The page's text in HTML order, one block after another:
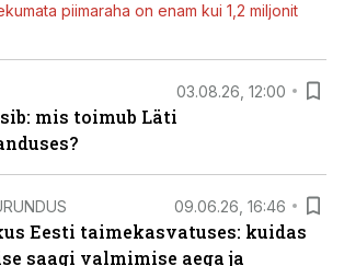
piimaraha on enam kui 1,2 miljonit
03.08.26, 12:00
mis toimub Läti
09.06.26, 16:46
Eesti taimekasvatuses: kuidas
saagi valmimise aega ja